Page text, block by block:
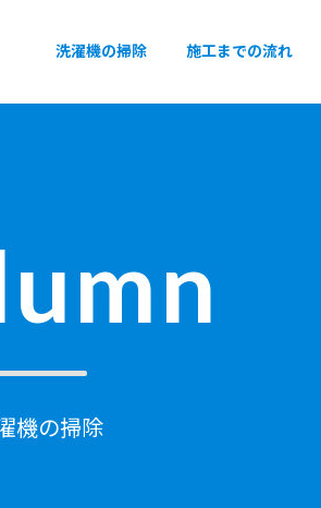
洗濯機の掃除 施工までの流れ
機の掃除